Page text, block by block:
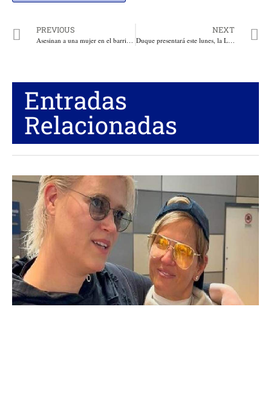
PREVIOUS
Asesinan a una mujer en el barrio Las Malvinas, concejal Ospino hace vehemente reclamo a las autoridades por la inseguridad e impunidad
NEXT
Duque presentará este lunes, la Ley iniciativa de MIRA que establece lineamientos para formular la política pública en favor de vendedores informales
Entradas
Relacionadas